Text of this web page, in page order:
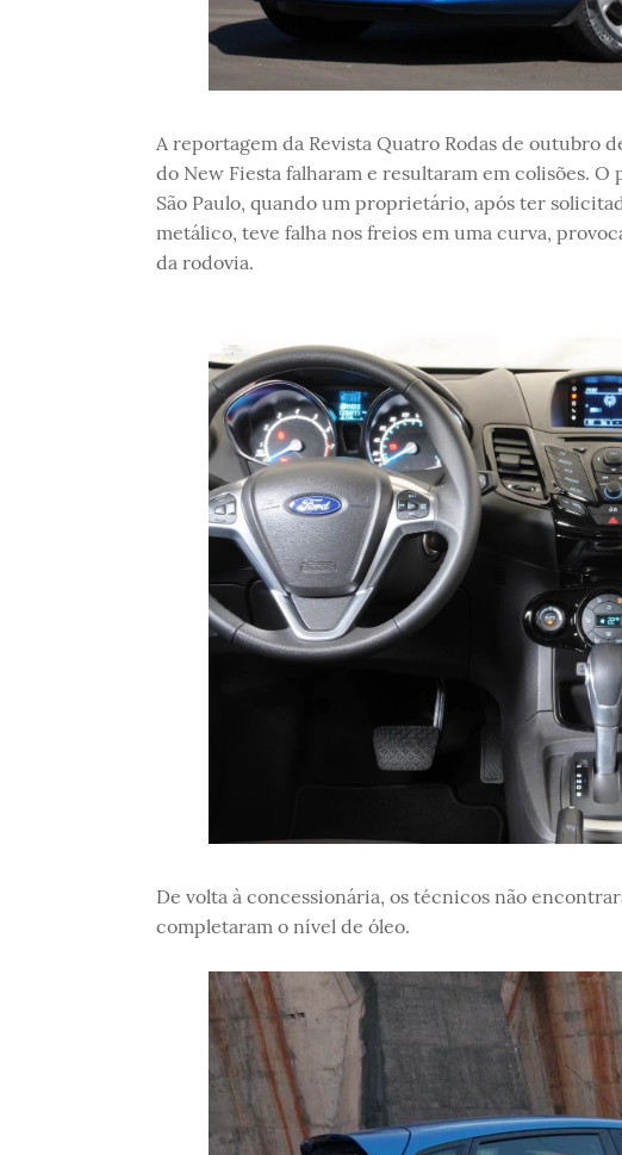
A reportagem da Revista Quatro Rodas de outubro
do New Fiesta falharam e resultaram em colisões.
São Paulo, quando um proprietário, após ter
metálico, teve falha nos freios em uma curva,
da rodovia.
De volta à concessionária, os técnicos não
completaram o nível de óleo.